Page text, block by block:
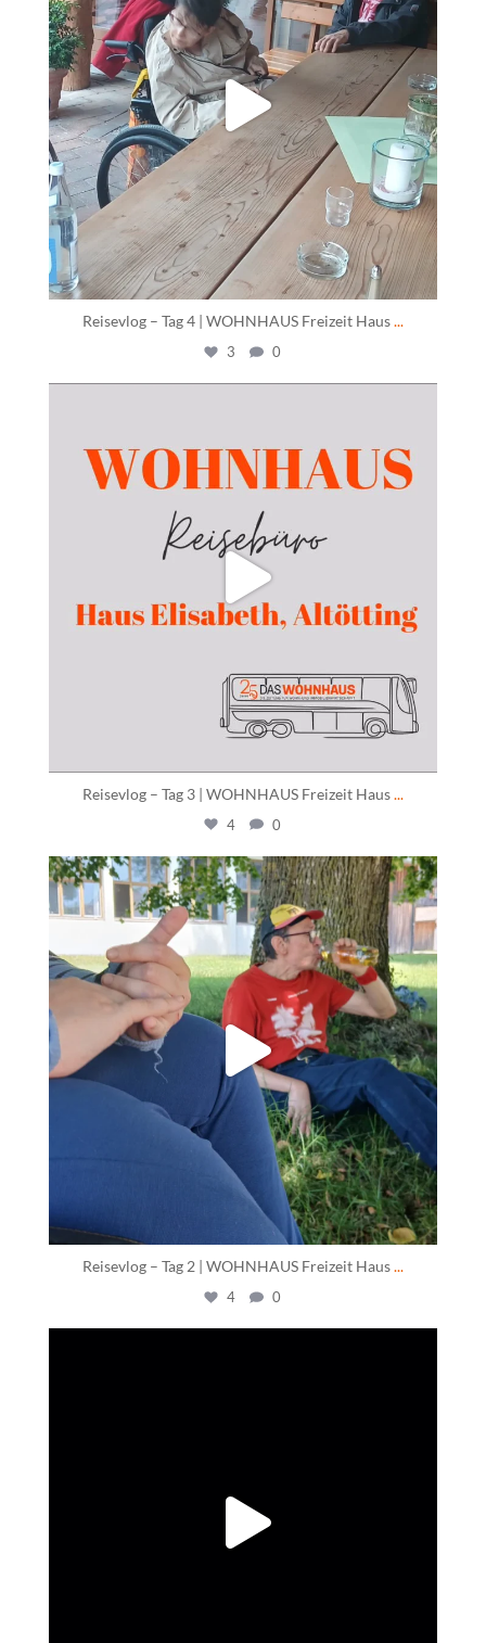
Reisevlog – Tag 4 | WOHNHAUS Freizeit Haus...
3 0
Reisevlog – Tag 3 | WOHNHAUS Freizeit Haus...
4 0
daswohnhausostfildern
Juni 9
Reisevlog – Tag 2 | WOHNHAUS Freizeit Haus...
4 0